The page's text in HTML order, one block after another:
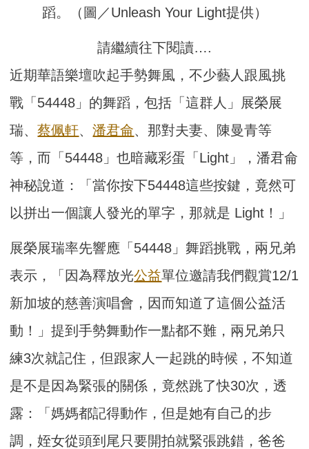
蹈。（圖／Unleash Your Light提供）
請繼續往下閱讀….
近期華語樂壇吹起手勢舞風，不少藝人跟風挑
戰「54448」的舞蹈，包括「這群人」展榮展
瑞、蔡佩軒、潘君侖、那對夫妻、陳曼青等
等，而「54448」也暗藏彩蛋「Light」，潘君侖
神秘說道：「當你按下54448這些按鍵，竟然可
以拼出一個讓人發光的單字，那就是 Light！」
展榮展瑞率先響應「54448」舞蹈挑戰，兩兄弟
表示，「因為釋放光公益單位邀請我們觀賞12/1
新加坡的慈善演唱會，因而知道了這個公益活
動！」提到手勢舞動作一點都不難，兩兄弟只
練3次就記住，但跟家人一起跳的時候，不知道
是不是因為緊張的關係，竟然跳了快30次，透
露：「媽媽都記得動作，但是她有自己的步
調，姪女從頭到尾只要開拍就緊張跳錯，爸爸